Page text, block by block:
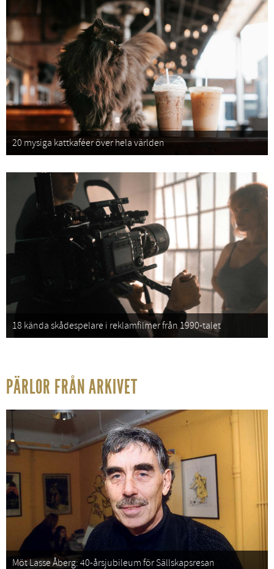
20 mysiga kattkaféer över hela världen
18 kända skådespelare i reklamfilmer från 1990-talet
PÄRLOR FRÅN ARKIVET
Möt Lasse Åberg: 40-årsjubileum för Sällskapsresan